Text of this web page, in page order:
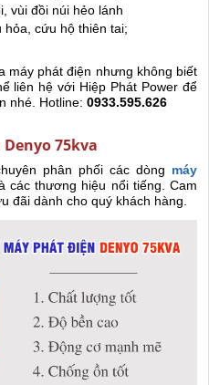
vùi đồi núi hẻo lánh
hỏa, cứu hộ thiên tai;
máy phát điện nhưng không biết
liên hệ với Hiệp Phát Power để
nhé. Hotline: 0933.595.626
75kva
phân phối các dòng máy
các thương hiệu nổi tiếng. Cam
đãi dành cho quý khách hàng.